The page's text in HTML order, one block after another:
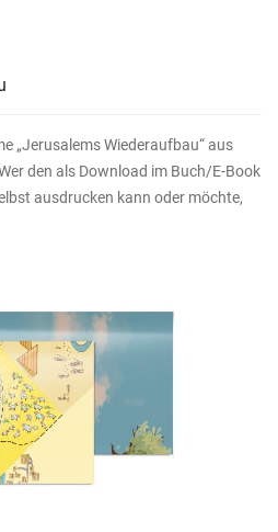
„Jerusalems Wiederaufbau“ aus
den als Download im Buch/E-Book
ausdrucken kann oder möchte,